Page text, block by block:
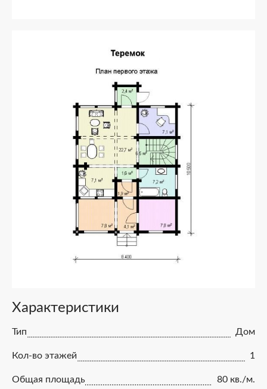
Характеристики
Тип Дом
Кол-во этажей 1
Общая площадь 80 кв./м.